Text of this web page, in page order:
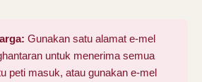
Gunakan satu alamat e-mel
untuk menerima semua
peti masuk, atau gunakan e-mel